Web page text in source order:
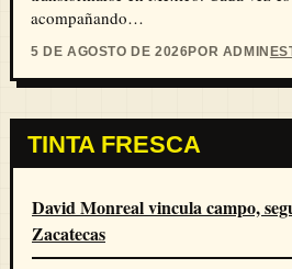
acompañando…
5 DE AGOSTO DE 2026POR ADMIN
TINTA FRESCA
David Monreal vincula campo,
Zacatecas